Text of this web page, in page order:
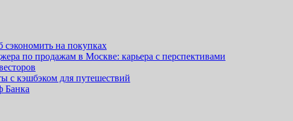
сэкономить на покупках
по продажам в Москве: карьера с перспективами
с кэшбэком для путешествий
Банка